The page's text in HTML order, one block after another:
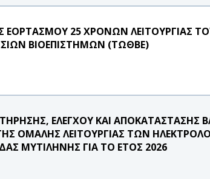
ΕΟΡΤΑΣΜΟΥ 25 ΧΡΟΝΩΝ ΛΕΙΤΟΥΡΓΙΑΣ
ΒΙΟΕΠΙΣΤΗΜΩΝ (ΤΩΘΒΕ)
ΕΛΕΓΧΟΥ ΚΑΙ ΑΠΟΚΑΤΑΣΤΑΣΗΣ
ΟΜΑΛΗΣ ΛΕΙΤΟΥΡΓΙΑΣ ΤΩΝ
ΜΥΤΙΛΗΝΗΣ ΓΙΑ ΤΟ ΕΤΟΣ 2026